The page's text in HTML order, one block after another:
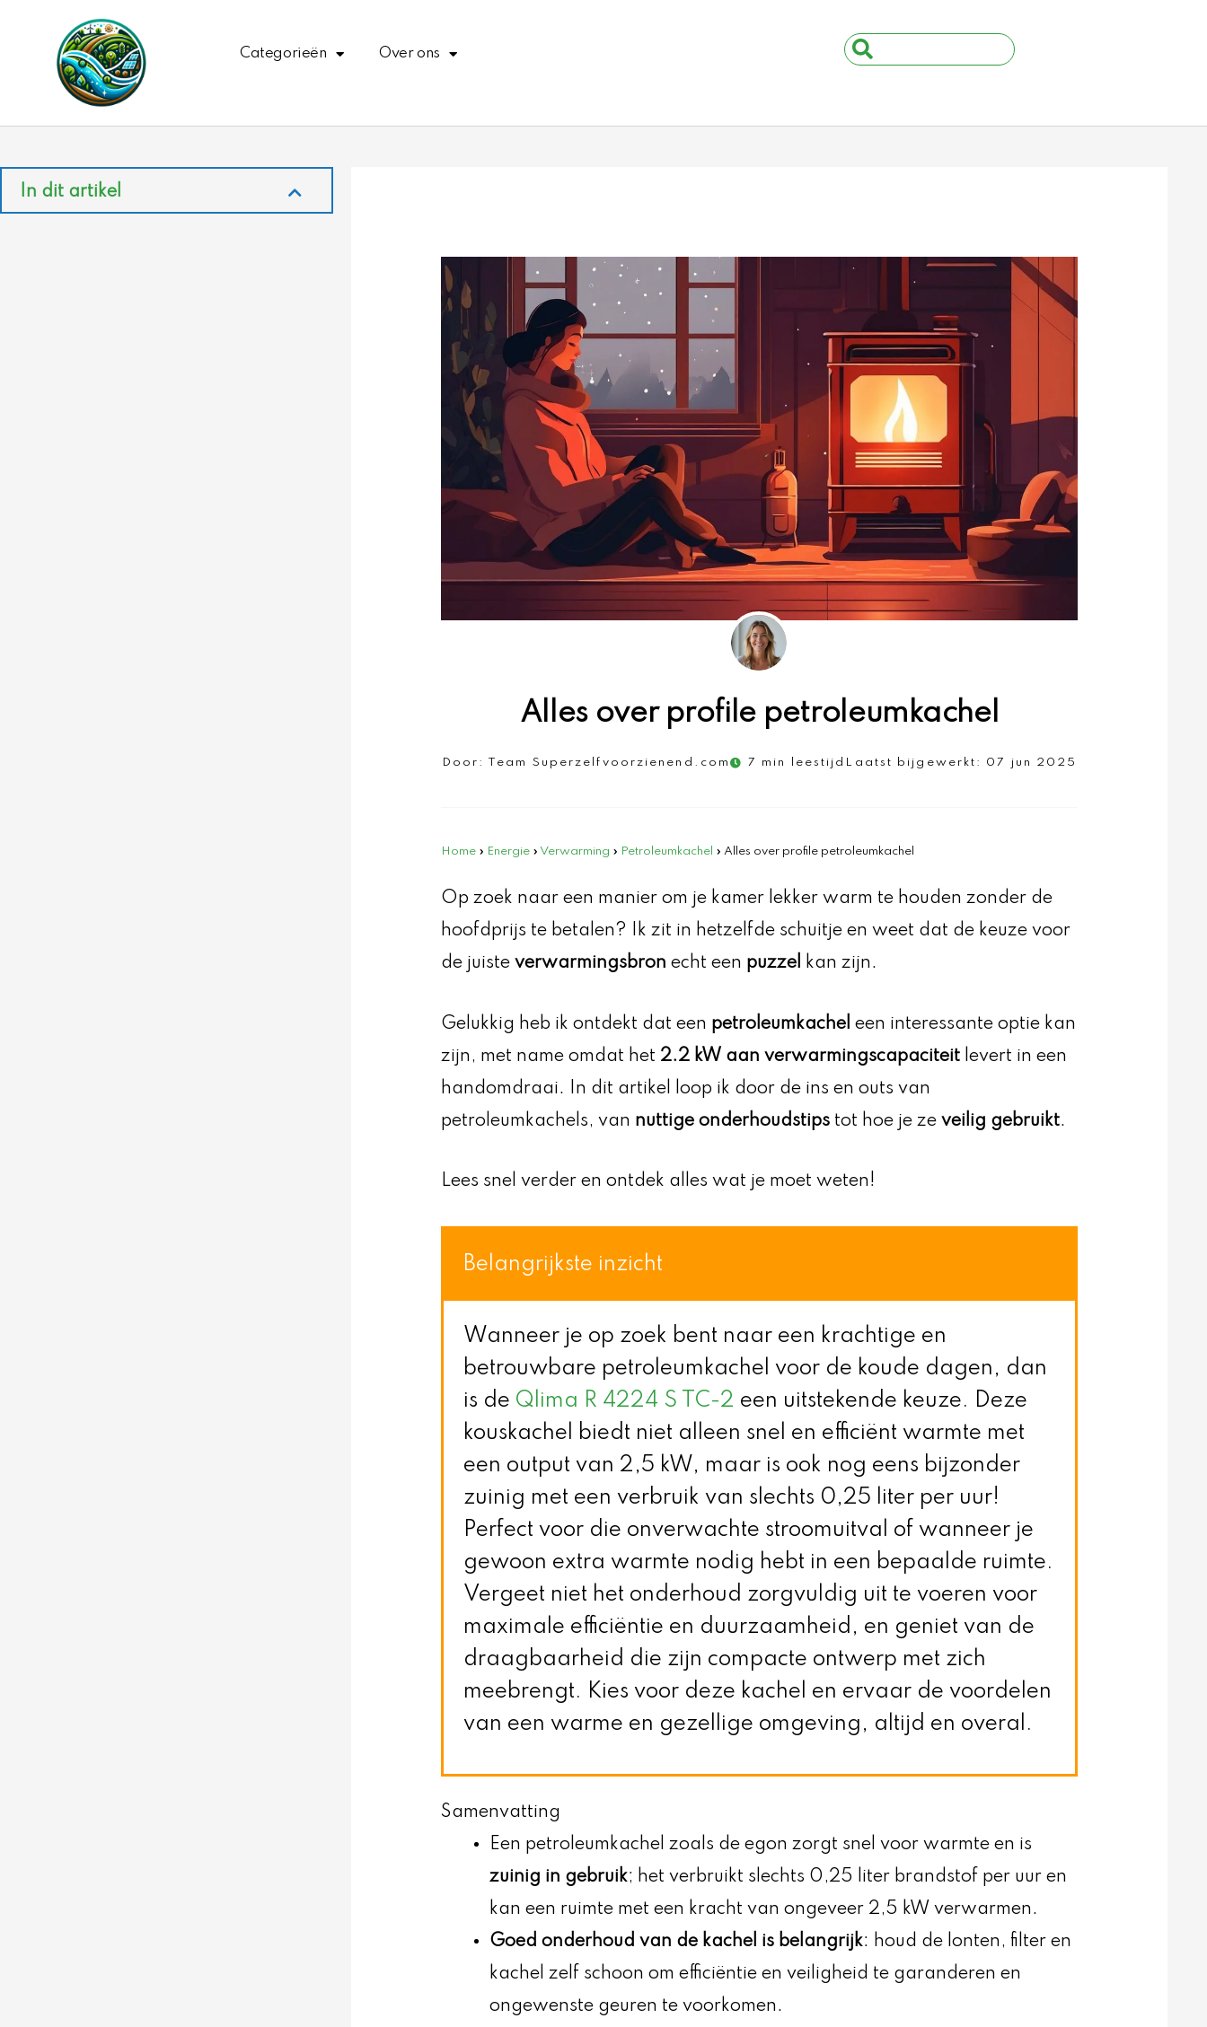
Categorieën Over ons
Search
...
In dit artikel
Alles over profile petroleumkachel
Door: Team Superzelfvoorzienend.com 7 min leestijd Laatst bijgewerkt: 07 jun 2025
Home » Energie » Verwarming » Petroleumkachel » Alles over profile petroleumkachel
Op zoek naar een manier om je kamer lekker warm te houden zonder de
hoofdprijs te betalen? Ik zit in hetzelfde schuitje en weet dat de keuze voor
de juiste verwarmingsbron echt een puzzel kan zijn.
Gelukkig heb ik ontdekt dat een petroleumkachel een interessante optie kan
zijn, met name omdat het 2.2 kW aan verwarmingscapaciteit levert in een
handomdraai. In dit artikel loop ik door de ins en outs van
petroleumkachels, van nuttige onderhoudstips tot hoe je ze veilig gebruikt.
Lees snel verder en ontdek alles wat je moet weten!
Belangrijkste inzicht
Wanneer je op zoek bent naar een krachtige en
betrouwbare petroleumkachel voor de koude dagen, dan
is de Qlima R 4224 S TC-2 een uitstekende keuze. Deze
kouskachel biedt niet alleen snel en efficiënt warmte met
een output van 2,5 kW, maar is ook nog eens bijzonder
zuinig met een verbruik van slechts 0,25 liter per uur!
Perfect voor die onverwachte stroomuitval of wanneer je
gewoon extra warmte nodig hebt in een bepaalde ruimte.
Vergeet niet het onderhoud zorgvuldig uit te voeren voor
maximale efficiëntie en duurzaamheid, en geniet van de
draagbaarheid die zijn compacte ontwerp met zich
meebrengt. Kies voor deze kachel en ervaar de voordelen
van een warme en gezellige omgeving, altijd en overal.
Samenvatting
Een petroleumkachel zoals de egon zorgt snel voor warmte en is
zuinig in gebruik; het verbruikt slechts 0,25 liter brandstof per uur en
kan een ruimte met een kracht van ongeveer 2,5 kW verwarmen.
Goed onderhoud van de kachel is belangrijk: houd de lonten, filter en
kachel zelf schoon om efficiëntie en veiligheid te garanderen en
ongewenste geuren te voorkomen.